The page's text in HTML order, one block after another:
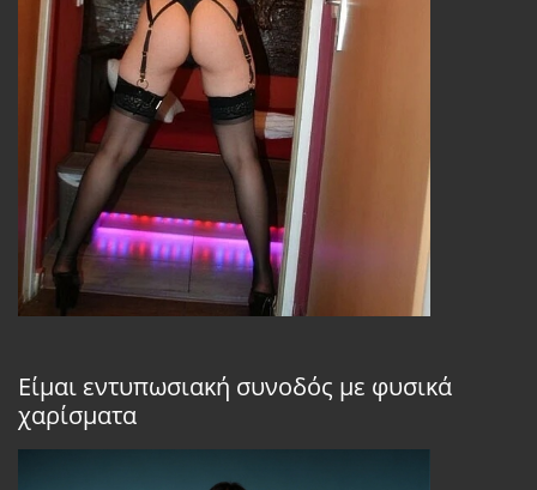
Είμαι εντυπωσιακή συνοδός με φυσικά
χαρίσματα